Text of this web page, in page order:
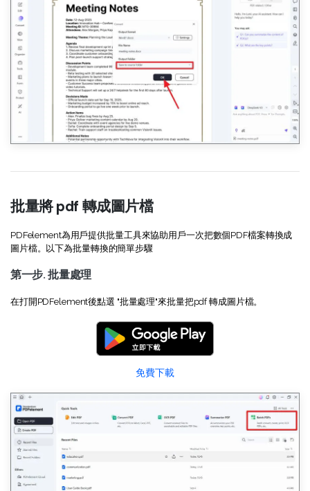
批量將 pdf 轉成圖片檔
PDFelement為用戶提供批量工具來協助用戶一次把數個PDF檔案轉換成
圖片檔。以下為批量轉換的簡單步驟
第一步. 批量處理
在打開PDFelement後點選 "批量處理"來批量把pdf 轉成圖片檔。
免費下載